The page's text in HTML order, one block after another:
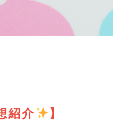
紹介 】